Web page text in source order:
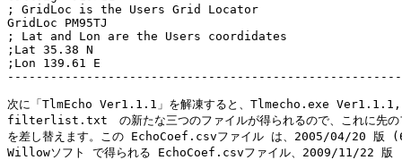
; GridLoc is the Users Grid Locator
GridLoc PM95TJ
; Lat and Lon are the Users coordidates
;Lat 35.38 N
;Lon 139.61 E
次に「TlmEcho Ver1.1.1」を解凍すると、Tlmecho.exe
filterlist.txt　の新たな三つのファイルが得られるので、これに先の
を差し替えます。この EchoCoef.csvファイル は、2005/04/20 版
Willowソフト で得られる EchoCoef.csvファイル、2009/11/22 版